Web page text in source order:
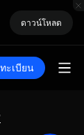
ดาวน์โหลด
ะเบียน